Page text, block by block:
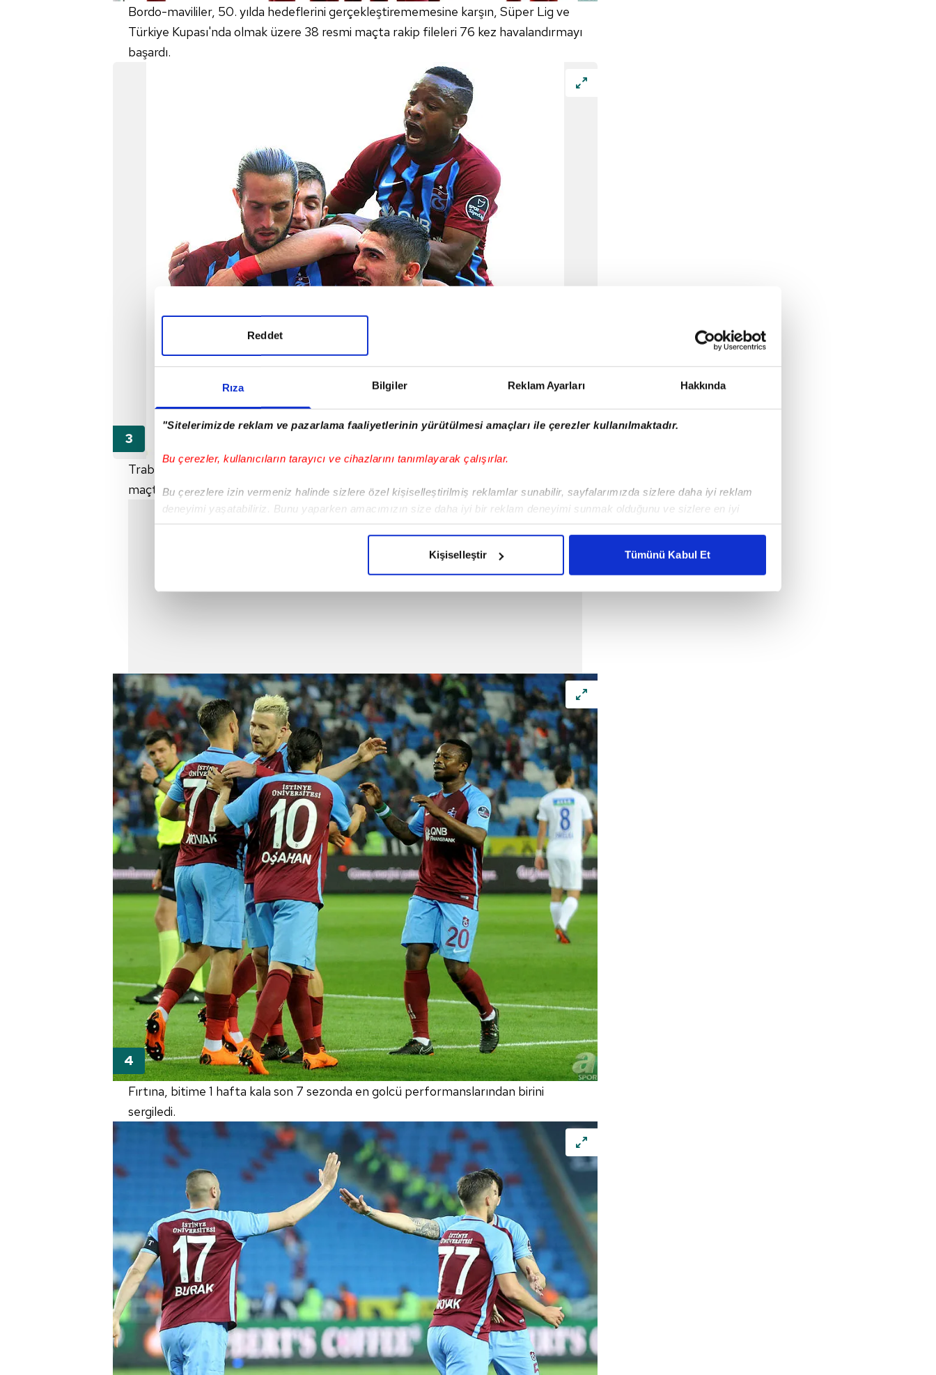
Rıza Bilgiler Reklam Ayarları Hakkında
"Sitelerimizde reklam ve pazarlama faaliyetlerinin yürütülmesi amaçları ile çerezler kullanılmaktadır.
Bu çerezler, kullanıcıların tarayıcı ve cihazlarını tanımlayarak çalışırlar.
Bu çerezlere izin vermeniz halinde sizlere özel kişiselleştirilmiş reklamlar sunabilir, sayfalarımızda sizlere daha iyi reklam
deneyimi yaşatabiliriz. Bunu yaparken amacımızın size daha iyi bir reklam deneyimi sunmak olduğunu ve sizlere en iyi
içerikleri sunabilmek adına elimizden gelen çabayı gösterdiğimizi ve bu noktada, reklamların maliyetlerimizi karşılamak
Her halükârda, kullanıcılar, bu çerezlere izin vermedikleri takdirde, kullanıcılara hedefli reklamlar gösterilmeyecektir."
Çerezlere ilişkin tercihlerinizi aşağıda yer alan panel vasıtasıyla belirleyebilirsiniz. Çerezlere ilişkin detaylı bilgi için Ayarlar
butonuna tıklayabilir,Çerez Bilgilendirme Metnimizi ziyaret edebilirsiniz.
6698 sayılı Kişisel Verilerin Korunması Kanunu uyarınca hazırlanmış Aydınlatma Metnimizi okumak ve sitemizde ilgili
mevzuata uygun olarak kullanılan çerezlerle ilgili bilgi almak için lütfentıklayınız.
Reddet
Kişiselleştir Tümünü Kabul Et
Bordo-mavililer, 50. yılda hedeflerini gerçekleştirememesine karşın, Süper Lig ve
Türkiye Kupası'nda olmak üzere 38 resmi maçta rakip fileleri 76 kez havalandırmayı
başardı.
Trabzonspor, ligde 33 hafta sonunda 60 gol atarken Türkiye Kupası'nda da 5
maçta 16 gol kaydetti.
Fırtına, bitime 1 hafta kala son 7 sezonda en golcü performanslarından birini
sergiledi.